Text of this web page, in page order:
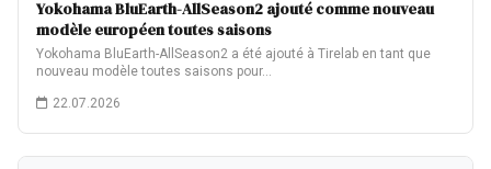
Yokohama BluEarth-AllSeason2 ajouté comme nouveau
modèle européen toutes saisons
Yokohama BluEarth-AllSeason2 a été ajouté à Tirelab en tant que
nouveau modèle toutes saisons pour…
22.07.2026